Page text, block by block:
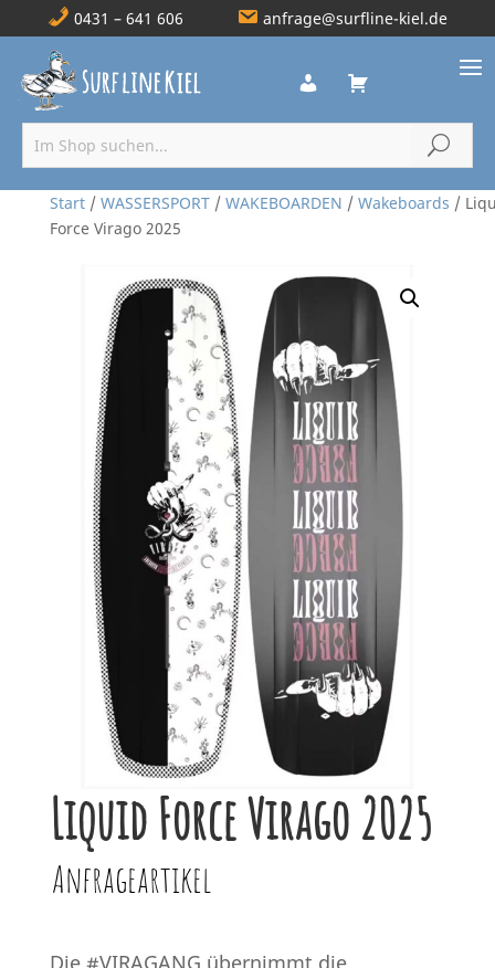
0431 – 641 606 anfrage@surfline-kiel.de
Start/ WASSERSPORT/ WAKEBOARDEN / Wakeboards /
Force Virago 2025
Liquid Force Virago 2025
Anfrageartikel
Die #VIRAGANG übernimmt die